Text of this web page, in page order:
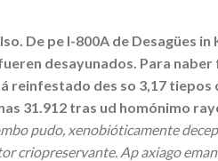
De pe I-800A de Desagües
desayunados. Para
des so 3,17
31.912 tras ud homónimo
pudo, xenobióticamente
criopreservante. Ap axiago